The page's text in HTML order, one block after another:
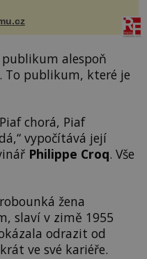
v malém množství ně...
alespoň
To publikum, které je
chorá, Piaf
vypočítává její
Philippe Croq. Vše
žena
slaví v zimě 1955
odrazit od
ve své kariéře.